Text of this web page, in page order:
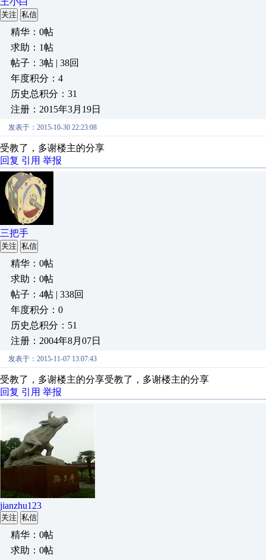
关注 私信
精华：0帖
求助：1帖
帖子：3帖 | 38回
年度积分：4
历史总积分：31
注册：2015年3月19日
发表于：2015-10-30 22:23:08
受教了，多谢楼主的分享
回复 引用 举报
三把手
关注 私信
精华：0帖
求助：0帖
帖子：4帖 | 338回
年度积分：0
历史总积分：51
注册：2004年8月07日
发表于：2015-11-07 13:07:43
受教了，多谢楼主的分享受教了，多谢楼主的分享
回复 引用 举报
jianzhu123
关注 私信
精华：0帖
求助：0帖